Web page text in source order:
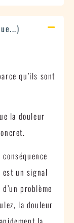
qu’ils sont
la douleur
est un signal
problème
la douleur